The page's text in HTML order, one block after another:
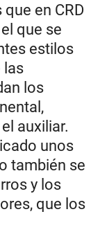
en CRD
que se
estilos
las
los
auxiliar.
unos
también se
y los
que los